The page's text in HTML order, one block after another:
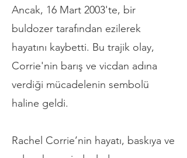
Ancak, 16 Mart 2003'te, bir
buldozer tarafından ezilerek
hayatını kaybetti. Bu trajik olay,
Corrie'nin barış ve vicdan adına
verdiği mücadelenin sembolü
haline geldi.
Rachel Corrie’nin hayatı, baskıya ve